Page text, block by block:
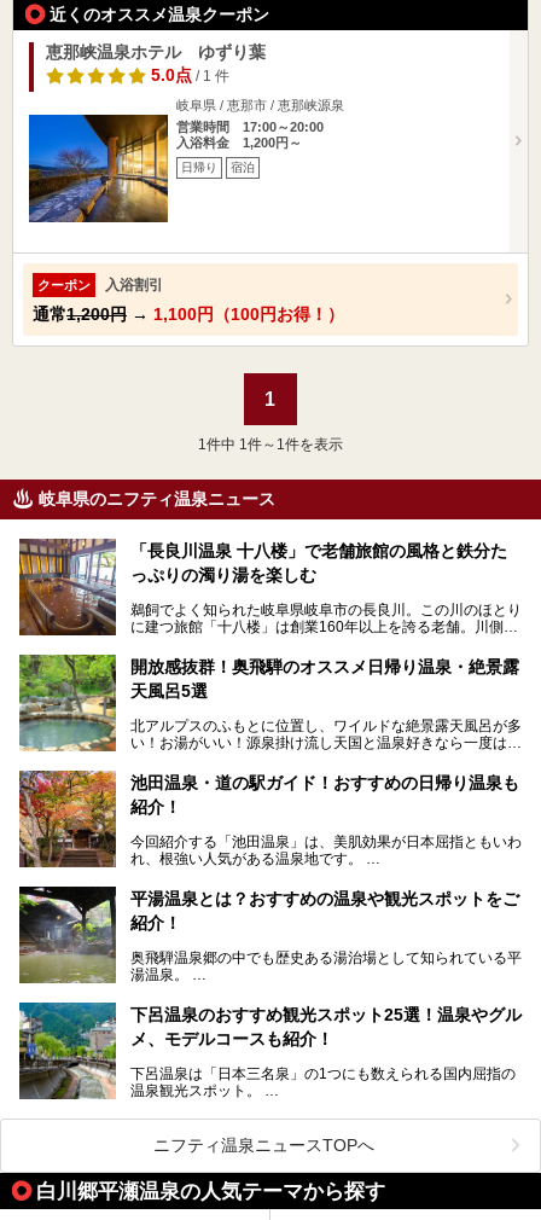
近くのオススメ温泉クーポン
恵那峡温泉ホテル ゆずり葉
5.0点/ 1 件
岐阜県 / 恵那市 / 恵那峡源泉
営業時間 17:00～20:00
入浴料金 1,200円～
日帰り 宿泊
クーポン 入浴割引
通常1,200円 → 1,100円（100円お得！）
1
1 件中 1件～1件を表示
岐阜県のニフティ温泉ニュース
「長良川温泉 十八楼」で老舗旅館の風格と鉄分た
っぷりの濁り湯を楽しむ
鵜飼でよく知られた岐阜県岐阜市の長良川。この川のほとり
に建つ旅館「十八楼」は創業160年以上を誇る老舗。川側の
濁り湯で、地産地消にこだわった食事も定評があります。
そして大浴場は日帰り入浴もできるんですよ。泊まりでも日
岐阜の手仕事に触れる旅とともに楽しんでみてはいかがでし
ょう！
───
提供元：岐阜県【PR】
この記事は岐阜県のPR記事です。
開放感抜群！奥飛騨のオススメ日帰り温泉・絶景露
天風呂5選
北アルプスのふもとに位置し、ワイルドな絶景露天風呂が多
い！お湯がいい！源泉掛け流し天国と温泉好きなら一度は行
「平湯温泉」「福地温泉」「新平湯温泉」「栃尾温泉」「新
穂高温泉」と5つの温泉地を総称して奥飛騨温泉郷と呼びま
風呂を5ヶ所ご紹介したいと思います。いずれも素晴らしい
温泉ですよ！
池田温泉・道の駅ガイド！おすすめの日帰り温泉も
紹介！
今回紹介する「池田温泉」は、美肌効果が日本屈指ともいわ
れ、根強い人気がある温泉地です。
温泉旅として利用することができます。
池田温泉には道の駅があるなど、温泉、観光、買い物と、さ
そんな池田温泉の魅力を詳しく紹介していきます！
平湯温泉とは？おすすめの温泉や観光スポットをご
紹介！
奥飛騨温泉郷の中でも歴史ある湯治場として知られている平
湯温泉。
らの利用客も増え、ますます賑わいを見せています。そこで
今回は、平湯温泉の観光スポットとおすすめの温泉施設を紹
介します。気になる温泉をぜひチェックしてみてください。
下呂温泉のおすすめ観光スポット25選！温泉やグル
メ、モデルコースも紹介！
下呂温泉は「日本三名泉」の1つにも数えられる国内屈指の
温泉観光スポット。
のグルメを楽しんだり、周辺にある名所にも足を伸ばしたり
したいもの。
本記事では、下呂温泉エリアにあるおすすめの観光スポット
をご紹介するとともに散策する際のモデルコースもご提案。
下呂温泉観光をたっぷりとガイドします！
ニフティ温泉ニュースTOPへ
白川郷平瀬温泉の人気テーマから探す